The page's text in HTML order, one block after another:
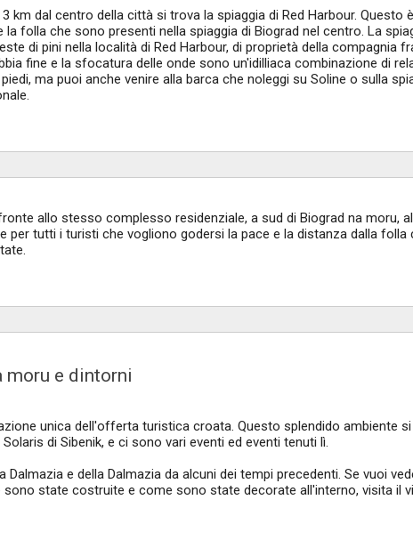
km dal centro della città si trova la spiaggia di Red Harbour. Questo
folla che sono presenti nella spiaggia di Biograd nel centro. La
di pini nella località di Red Harbour, di proprietà della compagnia
fine e la sfocatura delle onde sono un'idilliaca combinazione di
ma puoi anche venire alla barca che noleggi su Soline o sulla
allo stesso complesso residenziale, a sud di Biograd na moru,
per tutti i turisti che vogliono godersi la pace e la distanza dalla folla
moru e dintorni
unica dell'offerta turistica croata. Questo splendido ambiente
di Sibenik, e ci sono vari eventi ed eventi tenuti lì.
Dalmazia e della Dalmazia da alcuni dei tempi precedenti. Se vuoi
state costruite e come sono state decorate all'interno, visita il